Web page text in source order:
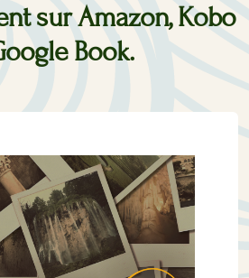
sur Amazon, Kobo
Book.